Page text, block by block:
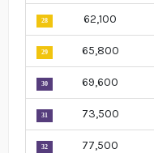
28 62,100
29 65,800
30 69,600
31 73,500
32 77,500